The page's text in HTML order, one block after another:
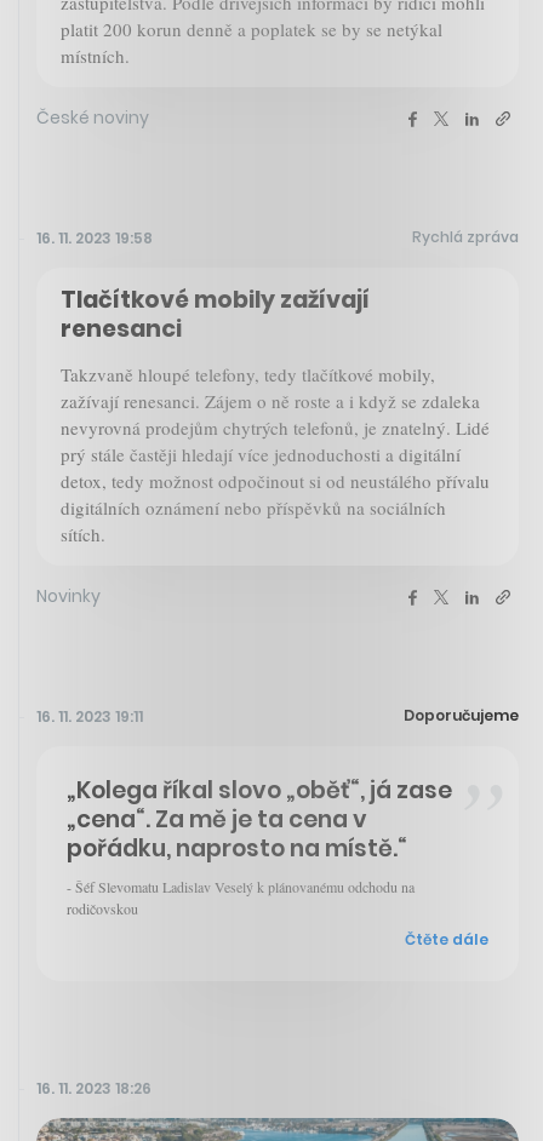
platit 200 korun denně a poplatek se by se netýkal
místních.
České noviny
16. 11. 2023 19:58 Rychlá zpráva
Tlačítkové mobily zažívají
renesanci
Takzvaně hloupé telefony, tedy tlačítkové mobily,
zažívají renesanci. Zájem o ně roste a i když se zdaleka
nevyrovná prodejům chytrých telefonů, je znatelný. Lidé
prý stále častěji hledají více jednoduchosti a digitální
detox, tedy možnost odpočinout si od neustálého přívalu
digitálních oznámení nebo příspěvků na sociálních
sítích.
Novinky
16. 11. 2023 19:11 Doporučujeme
„Kolega říkal slovo „oběť“, já zase
„cena“. Za mě je ta cena v
pořádku, naprosto na místě.“
- Šéf Slevomatu Ladislav Veselý k plánovanému odchodu na
rodičovskou
Čtěte dále
16. 11. 2023 18:26